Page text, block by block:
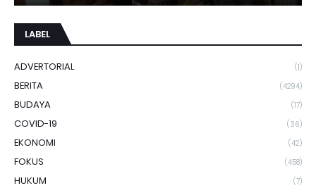
LABEL
ADVERTORIAL (1)
BERITA (4294)
BUDAYA (17)
COVID-19 (36)
EKONOMI (42)
FOKUS (458)
HUKUM (7)